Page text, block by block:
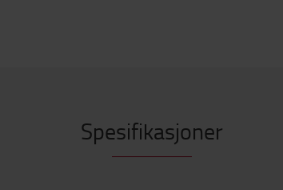
Spesifikasjoner